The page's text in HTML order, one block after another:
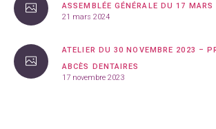
ASSEMBLÉE GÉNÉRALE DU 17 MARS
21 mars 2024
ATELIER DU 30 NOVEMBRE 2023 –
ABCÈS DENTAIRES
17 novembre 2023